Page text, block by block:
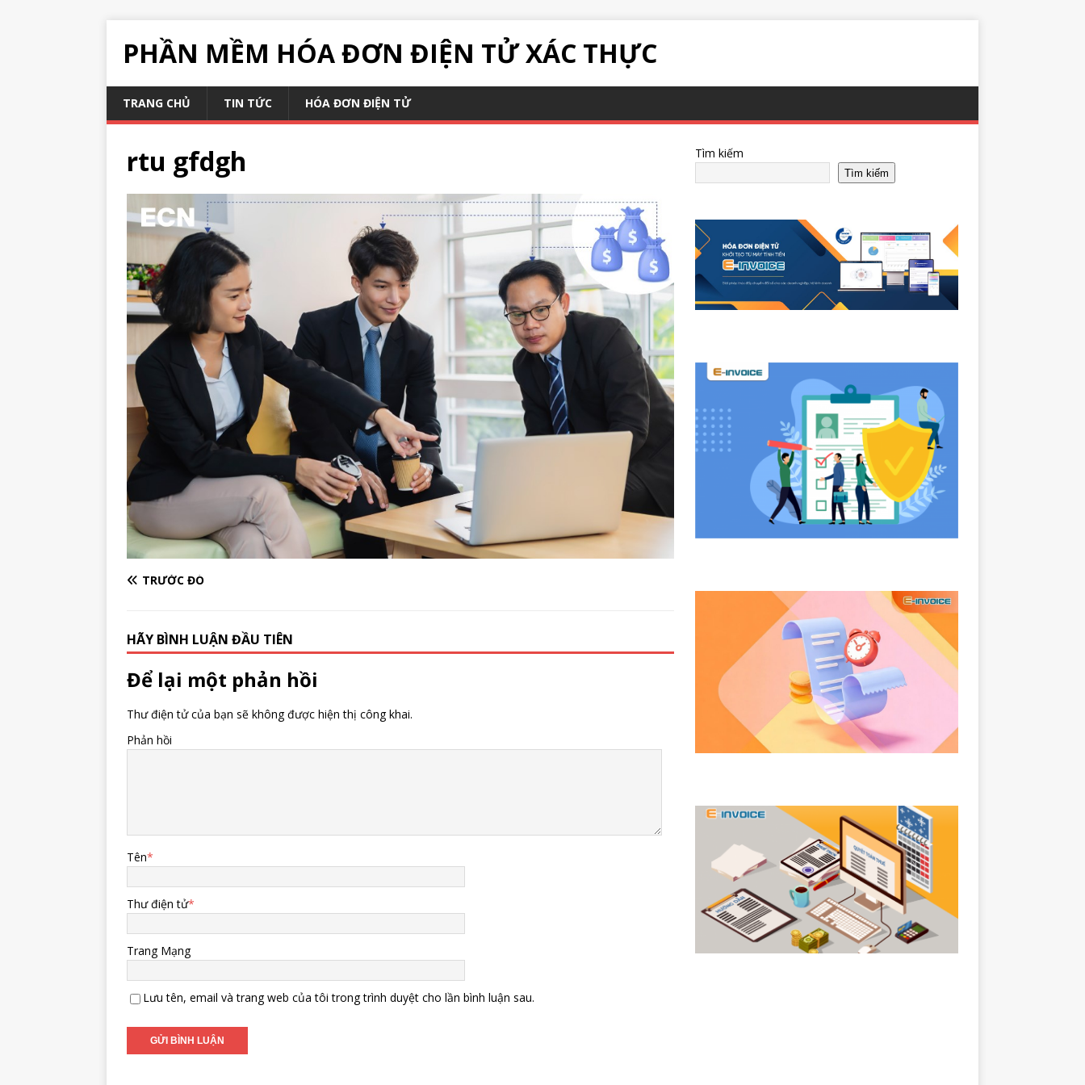
PHẦN MỀM HÓA ĐƠN ĐIỆN TỬ XÁC THỰC
TRANG CHỦ TIN TỨC HÓA ĐƠN ĐIỆN TỬ
rtu gfdgh
TRƯỚC ĐÓ
HÃY BÌNH LUẬN ĐẦU TIÊN
Để lại một phản hồi
Thư điện tử của bạn sẽ không được hiện thị công khai.
Phản hồi
Tên*
Thư điện tử*
Trang Mạng
Lưu tên, email và trang web của tôi trong trình duyệt cho lần bình luận sau.
Tìm kiếm
Tìm kiếm